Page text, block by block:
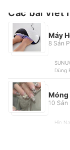
Các bài viết
Máy
8 Sản
Dùng
Móng
10 Sản
Hin Nail | Móng Tay Giả Hin Nail , Hin Nail | Móng